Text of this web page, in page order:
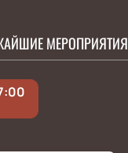
МЕРОПРИЯТИЯ